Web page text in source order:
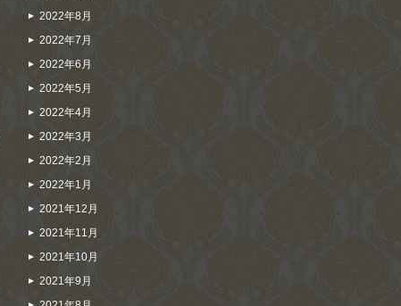
2022年8月
2022年7月
2022年6月
2022年5月
2022年4月
2022年3月
2022年2月
2022年1月
2021年12月
2021年11月
2021年10月
2021年9月